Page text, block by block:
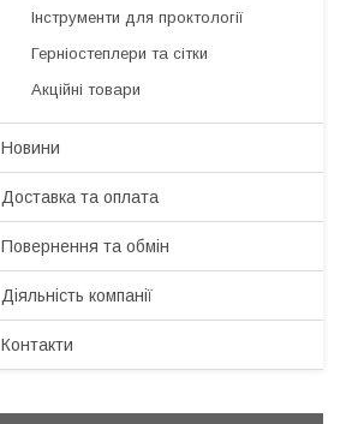
Інструменти для проктології
Герніостеплери та сітки
Акційні товари
Новини
Доставка та оплата
Повернення та обмін
Діяльність компанії
Контакти